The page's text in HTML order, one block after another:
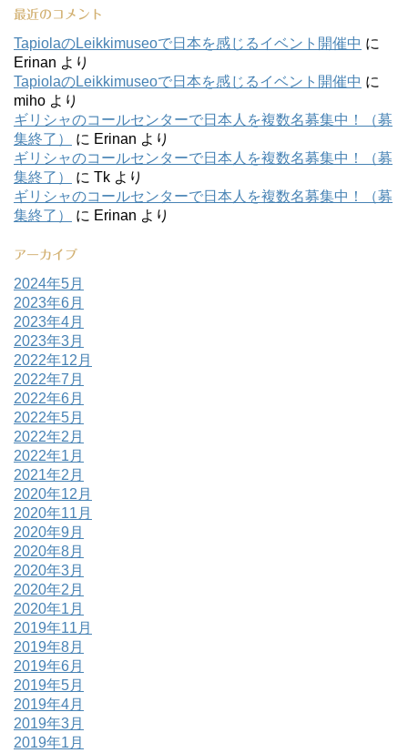
最近のコメント
TapiolaのLeikkimuseoで日本を感じるイベント開催中 に
Erinan より
TapiolaのLeikkimuseoで日本を感じるイベント開催中 に
miho より
ギリシャのコールセンターで日本人を複数名募集中！（募
集終了）
に Erinan より
ギリシャのコールセンターで日本人を複数名募集中！（募
集終了）
に Tk より
ギリシャのコールセンターで日本人を複数名募集中！（募
集終了）
に Erinan より
アーカイブ
2024年5月
2023年6月
2023年4月
2023年3月
2022年12月
2022年7月
2022年6月
2022年5月
2022年2月
2022年1月
2021年2月
2020年12月
2020年11月
2020年9月
2020年8月
2020年3月
2020年2月
2020年1月
2019年11月
2019年8月
2019年6月
2019年5月
2019年4月
2019年3月
2019年1月